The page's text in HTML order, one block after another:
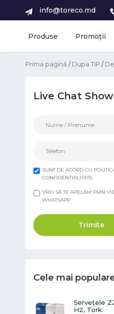
info@toreco.md
Produse Promoții
Prima pagină /Dupa TIP /
Live Chat
SUNT DE ACORD CU
CONFIDENȚIALITATE
VREI SĂ TE APELĂM PRIN
WHATSAPP
Trimite
Cele mai
Șervețele
H2, Tork